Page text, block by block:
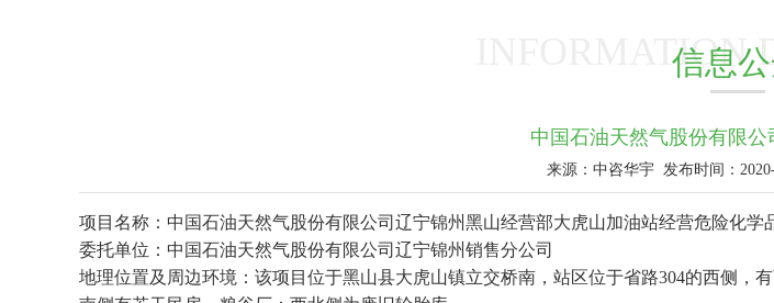
INFORMATION
信息
中国石油天然气股份有限
来源：中咨华宇 发布时间：
项目名称：中国石油天然气股份有限公司辽宁锦州黑山经营部大虎山加油站经营危险化学
委托单位：中国石油天然气股份有限公司辽宁锦州销售分公司
地理位置及周边环境：该项目位于黑山县大虎山镇立交桥南，站区位于省路304的西侧